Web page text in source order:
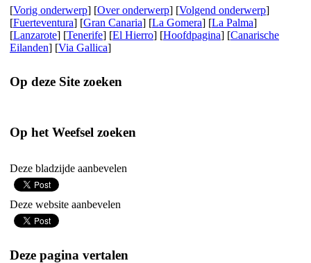
[Vorig onderwerp] [Over onderwerp] [Volgend onderwerp]
[Fuerteventura] [Gran Canaria] [La Gomera] [La Palma]
[Lanzarote] [Tenerife] [El Hierro] [Hoofdpagina] [Canarische
Eilanden] [Via Gallica]
Op deze Site zoeken
Op het Weefsel zoeken
Deze bladzijde aanbevelen
Deze website aanbevelen
Deze pagina vertalen